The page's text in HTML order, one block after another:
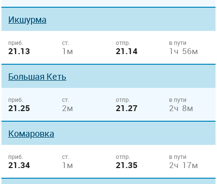
Икшурма
приб.
21.13
ст.
1м
отпр.
21.14
в пути
1ч 56м
Большая Кеть
приб.
21.25
ст.
2м
отпр.
21.27
в пути
2ч 8м
Комаровка
приб.
21.34
ст.
1м
отпр.
21.35
в пути
2ч 17м